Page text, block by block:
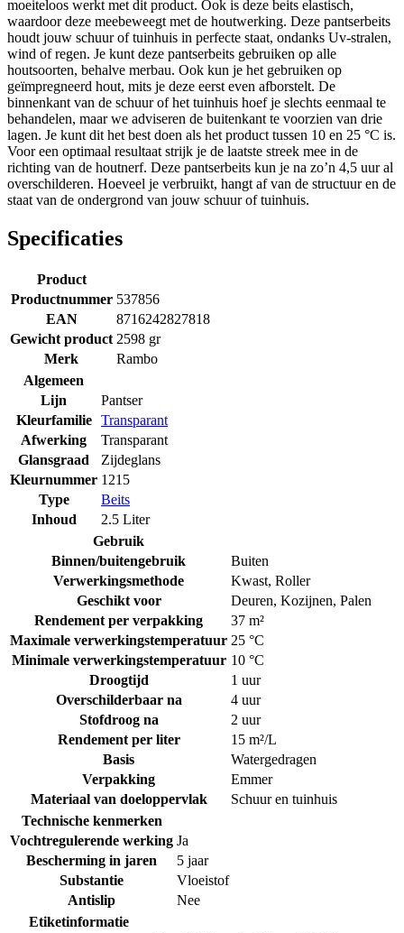
moeiteloos werkt met dit product. Ook is deze beits elastisch,
waardoor deze meebeweegt met de houtwerking. Deze pantserbeits
houdt jouw schuur of tuinhuis in perfecte staat, ondanks Uv-stralen,
wind of regen. Je kunt deze pantserbeits gebruiken op alle
houtsoorten, behalve merbau. Ook kun je het gebruiken op
geïmpregneerd hout, mits je deze eerst even afborstelt. De
binnenkant van de schuur of het tuinhuis hoef je slechts eenmaal te
behandelen, maar we adviseren de buitenkant te voorzien van drie
lagen. Je kunt dit het best doen als het product tussen 10 en 25 °C is.
Voor een optimaal resultaat strijk je de laatste streek mee in de
richting van de houtnerf. Deze pantserbeits kun je na zo’n 4,5 uur al
overschilderen. Hoeveel je verbruikt, hangt af van de structuur en de
staat van de ondergrond van jouw schuur of tuinhuis.
Specificaties
Product
Productnummer 537856
EAN
8716242827818
Gewicht product 2598 gr
Merk
Rambo
Algemeen
Lijn
Pantser
Kleurfamilie
Transparant
Afwerking
Transparant
Glansgraad
Zijdeglans
Kleurnummer 1215
Type
Beits
Inhoud
2.5 Liter
Gebruik
Binnen/buitengebruik
Buiten
Verwerkingsmethode
Kwast, Roller
Geschikt voor
Deuren, Kozijnen, Palen
Rendement per verpakking
37 m²
Maximale verwerkingstemperatuur 25 °C
Minimale verwerkingstemperatuur 10 °C
Droogtijd
1 uur
Overschilderbaar na
4 uur
Stofdroog na
2 uur
Rendement per liter
15 m²/L
Basis
Watergedragen
Verpakking
Emmer
Materiaal van doeloppervlak
Schuur en tuinhuis
Technische kenmerken
Vochtregulerende werking Ja
Bescherming in jaren
5 jaar
Substantie
Vloeistof
Antislip
Nee
Etiketinformatie